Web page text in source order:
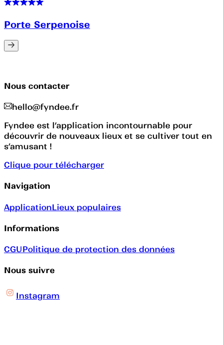
Porte Serpenoise
Nous contacter
hello@fyndee.fr
Fyndee est l’application incontournable pour
découvrir de nouveaux lieux et se cultiver tout en
s’amusant !
Clique pour télécharger
Navigation
ApplicationLieux populaires
Informations
CGUPolitique de protection des données
Nous suivre
Instagram